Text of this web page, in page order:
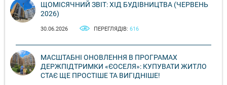
ЩОМІСЯЧНИЙ ЗВІТ: ХІД БУДІВНИЦТВА (ЧЕРВЕНЬ
2026)
30.06.2026 ПЕРЕГЛЯДІВ: 616
МАСШТАБНІ ОНОВЛЕННЯ В ПРОГРАМАХ
ДЕРЖПІДТРИМКИ «ЄОСЕЛЯ»: КУПУВАТИ ЖИТЛО
СТАЄ ЩЕ ПРОСТІШЕ ТА ВИГІДНІШЕ!